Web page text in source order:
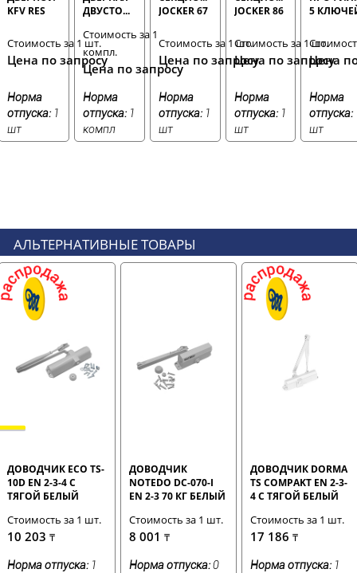
KFV RES
35-P6-24-
K-31-B
РИГЕЛЬНЫЙ
Стоимость за 1 шт.
Цена по запросу
Норма
отпуска: 1
шт
ДВУСТОРОННЯЯ
БЕЛАЯ
Стоимость за 1
компл.
Цена по запросу
Норма
отпуска:1
компл
JOCKER 67
RAL9016
Стоимость за 1 шт.
Цена по запросу
Норма
отпуска:1
шт
JOCKER 86
RAL9016
Стоимость за 1 шт.
Цена по запросу
Норма
отпуска:1
шт
5
CBR-1 35-
55 ММ
Цена
Норма
отпуска:
шт
АЛЬТЕРНАТИВНЫЕ ТОВАРЫ
ДОВОДЧИК ECO TS-
10D EN 2-3-4 С
ТЯГОЙ БЕЛЫЙ
Стоимость за 1 шт.
10 203 ₸
Норма отпуска: 1
ДОВОДЧИК
NOTEDO DC-070-I
EN 2-3 70 КГ БЕЛЫЙ
Стоимость за 1 шт.
8 001 ₸
Норма отпуска:0
ДОВОДЧИК DORMA
TS COMPAKT EN 2-3-
4 С ТЯГОЙ БЕЛЫЙ
Стоимость за 1 шт.
17 186₸
Норма отпуска: 1